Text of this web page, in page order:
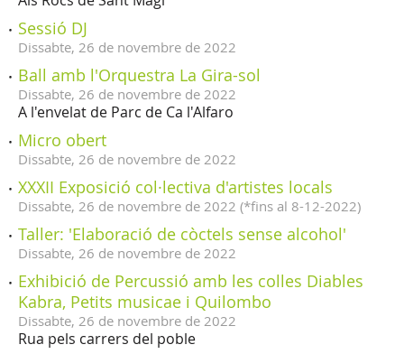
Sessió DJ
Dissabte, 26 de novembre de 2022
Ball amb l'Orquestra La Gira-sol
Dissabte, 26 de novembre de 2022
A l'envelat de Parc de Ca l'Alfaro
Micro obert
Dissabte, 26 de novembre de 2022
XXXII Exposició col·lectiva d'artistes locals
Dissabte, 26 de novembre de 2022 (*fins al 8-12-2022)
Taller: 'Elaboració de còctels sense alcohol'
Dissabte, 26 de novembre de 2022
Exhibició de Percussió amb les colles Diables
Kabra, Petits musicae i Quilombo
Dissabte, 26 de novembre de 2022
Rua pels carrers del poble